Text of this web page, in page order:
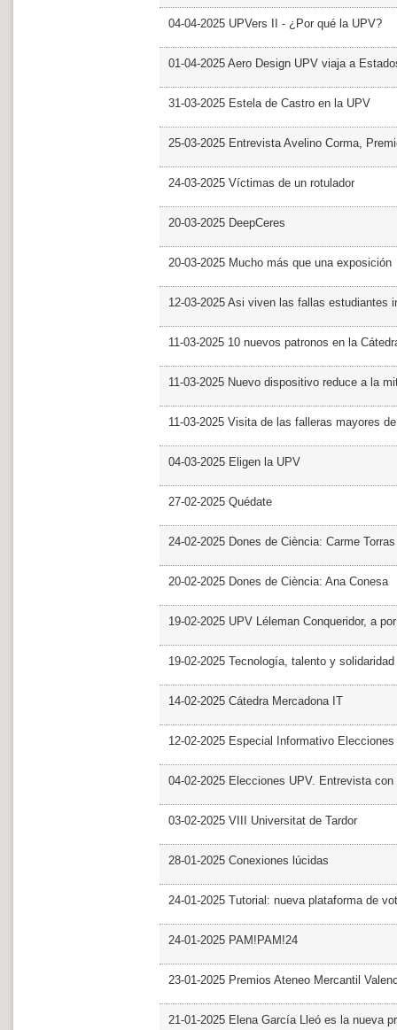
04-04-2025 UPVers II - ¿Por qué la UPV?
01-04-2025 Aero Design UPV viaja a
31-03-2025 Estela de Castro en la UPV
25-03-2025 Entrevista Avelino Corma,
24-03-2025 Víctimas de un rotulador
20-03-2025 DeepCeres
20-03-2025 Mucho más que una exposición
12-03-2025 Asi viven las fallas estudiantes
11-03-2025 10 nuevos patronos en la
11-03-2025 Nuevo dispositivo reduce a la
11-03-2025 Visita de las falleras mayores
04-03-2025 Eligen la UPV
27-02-2025 Quédate
24-02-2025 Dones de Ciència: Carme Torras
20-02-2025 Dones de Ciència: Ana Conesa
19-02-2025 UPV Léleman Conqueridor, a
19-02-2025 Tecnología, talento y
14-02-2025 Cátedra Mercadona IT
12-02-2025 Especial Informativo Elecciones
04-02-2025 Elecciones UPV. Entrevista con
03-02-2025 VIII Universitat de Tardor
28-01-2025 Conexiones lúcidas
24-01-2025 Tutorial: nueva plataforma de
24-01-2025 PAM!PAM!24
23-01-2025 Premios Ateneo Mercantil
21-01-2025 Elena García Lleó es la nueva